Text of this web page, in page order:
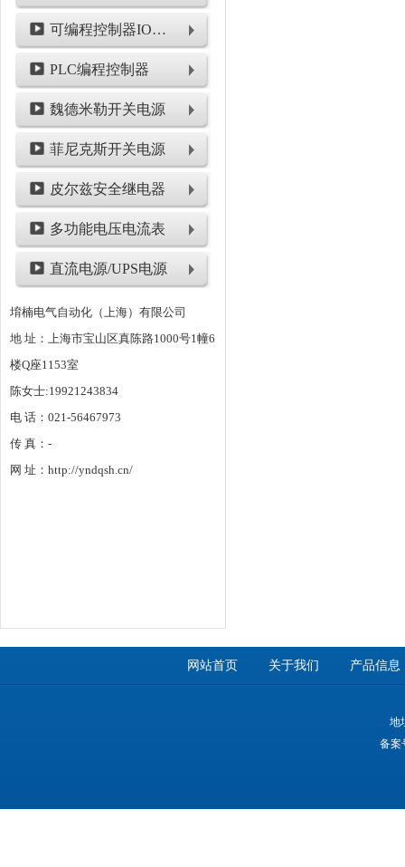
可编程控制器IO模块
PLC编程控制器
魏德米勒开关电源
菲尼克斯开关电源
皮尔兹安全继电器
多功能电压电流表
直流电源/UPS电源
堉楠电气自动化（上海）有限公司
地 址：上海市宝山区真陈路1000号1幢6
楼Q座1153室
陈女士:19921243834
电 话：021-56467973
传 真：-
网 址：http://yndqsh.cn/
网站首页 关于我们 产品信息
地
备案